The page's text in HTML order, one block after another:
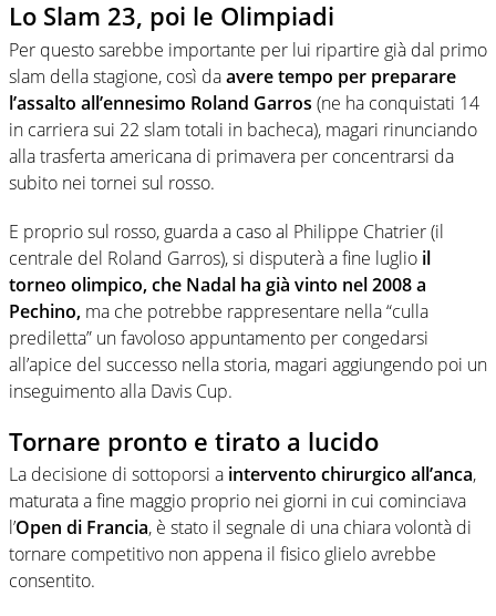
Lo Slam 23, poi le Olimpiadi
Per questo sarebbe importante per lui ripartire già dal primo
slam della stagione, così daavere tempo per preparare
l’assalto all’ennesimo Roland Garros (ne ha conquistati 14
in carriera sui 22 slam totali in bacheca), magari rinunciando
alla trasferta americana di primavera per concentrarsi da
subito nei tornei sul rosso.
E proprio sul rosso, guarda a caso al Philippe Chatrier (il
centrale del Roland Garros), si disputerà a fine luglio il
torneo olimpico, che Nadal ha già vinto nel 2008 a
Pechino, ma che potrebbe rappresentare nella “culla
prediletta” un favoloso appuntamento per congedarsi
all’apice del successo nella storia, magari aggiungendo poi un
inseguimento alla Davis Cup.
Tornare pronto e tirato a lucido
La decisione di sottoporsi a intervento chirurgico all’anca,
maturata a fine maggio proprio nei giorni in cui cominciava
l’Open di Francia, è stato il segnale di una chiara volontà di
tornare competitivo non appena il fisico glielo avrebbe
consentito.